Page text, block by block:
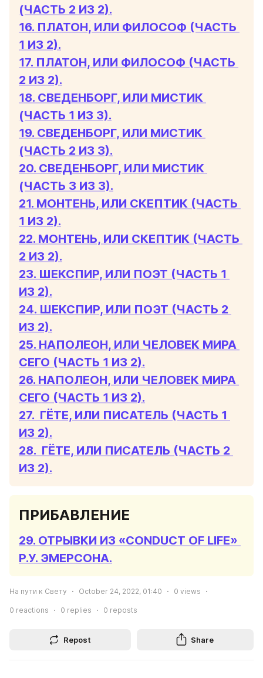
(ЧАСТЬ 2 ИЗ 2).
16. ПЛАТОН, ИЛИ ФИЛОСОФ (ЧАСТЬ
1 ИЗ 2).
17. ПЛАТОН, ИЛИ ФИЛОСОФ (ЧАСТЬ
2 ИЗ 2).
18. СВЕДЕНБОРГ, ИЛИ МИСТИК
(ЧАСТЬ 1 ИЗ 3).
19. СВЕДЕНБОРГ, ИЛИ МИСТИК
(ЧАСТЬ 2 ИЗ 3).
20. СВЕДЕНБОРГ, ИЛИ МИСТИК
(ЧАСТЬ 3 ИЗ 3).
21. МОНТЕНЬ, ИЛИ СКЕПТИК (ЧАСТЬ
1 ИЗ 2).
22. МОНТЕНЬ, ИЛИ СКЕПТИК (ЧАСТЬ
2 ИЗ 2).
23. ШЕКСПИР, ИЛИ ПОЭТ (ЧАСТЬ 1
ИЗ 2).
24. ШЕКСПИР, ИЛИ ПОЭТ (ЧАСТЬ 2
ИЗ 2).
25. НАПОЛЕОН, ИЛИ ЧЕЛОВЕК МИРА
СЕГО (ЧАСТЬ 1 ИЗ 2).
26. НАПОЛЕОН, ИЛИ ЧЕЛОВЕК МИРА
СЕГО (ЧАСТЬ 1 ИЗ 2).
27.  ГЁТЕ, ИЛИ ПИСАТЕЛЬ (ЧАСТЬ 1
ИЗ 2).
28.  ГЁТЕ, ИЛИ ПИСАТЕЛЬ (ЧАСТЬ 2
ИЗ 2).
ПРИБАВЛЕНИЕ
29. ОТРЫВКИ ИЗ «CONDUCT OF LIFE»
Р.У. ЭМЕРСОНА.
На пути к Свету October 24, 2022, 01:40 0 views
0 reactions 0 replies 0 reposts
Repost Share